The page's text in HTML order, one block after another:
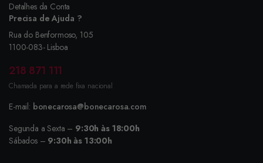
Detalhes da Conta
Precisa de Ajuda ?
Rua do Benformoso, 105
1100-083- Lisboa
218 871 111
Chamada para a rede fixa nacional
E-mail: bonecarosa@bonecarosa.com
Segunda a Sexta – 9:30h às 18:00h
Sábados – 9:30h às 13:00h